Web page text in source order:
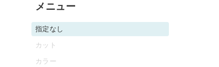
メニュー
指定なし
カット
カラー